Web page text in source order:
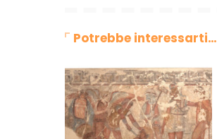
Potrebbe interessarti…